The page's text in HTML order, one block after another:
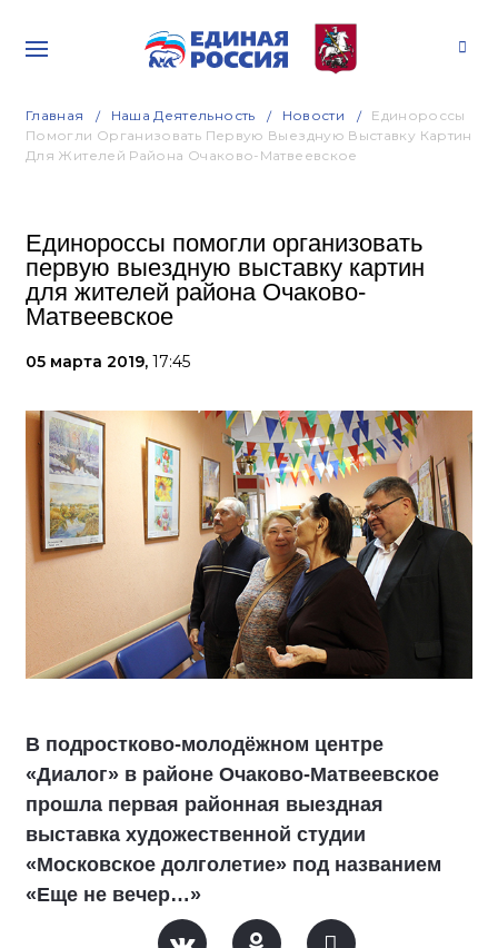
Главная Наша Деятельность Новости
Единороссы
Помогли Организовать Первую Выездную Выставку Картин
Для Жителей Района Очаково-Матвеевское
Единороссы помогли организовать
первую выездную выставку картин
для жителей района Очаково-
Матвеевское
05 марта 2019, 17:45
В подростково-молодёжном центре
«Диалог» в районе Очаково-Матвеевское
прошла первая районная выездная
выставка художественной студии
«Московское долголетие» под названием
«Еще не вечер…»